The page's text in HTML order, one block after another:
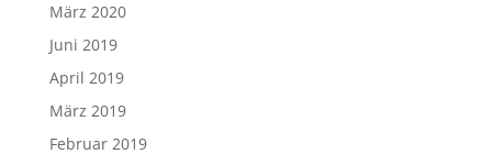
März 2020
Juni 2019
April 2019
März 2019
Februar 2019